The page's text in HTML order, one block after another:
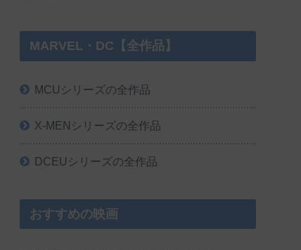
MARVEL・DC【全作品】
MCUシリーズの全作品
X-MENシリーズの全作品
DCEUシリーズの全作品
おすすめの映画